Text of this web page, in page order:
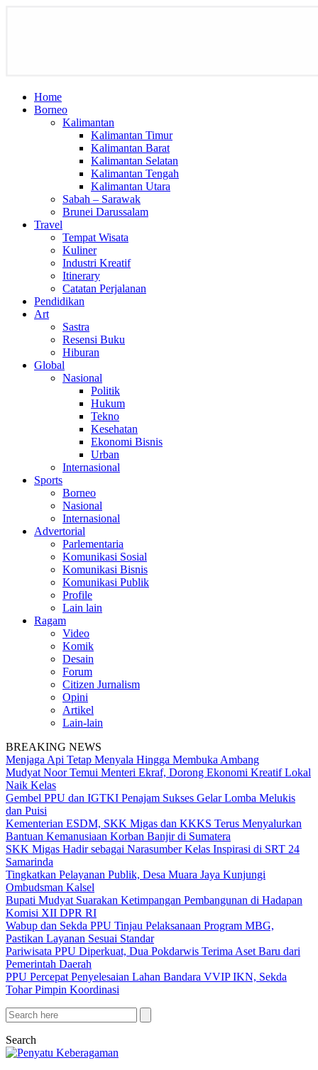
Home
Borneo
Kalimantan
Kalimantan Timur
Kalimantan Barat
Kalimantan Selatan
Kalimantan Tengah
Kalimantan Utara
Sabah – Sarawak
Brunei Darussalam
Travel
Tempat Wisata
Kuliner
Industri Kreatif
Itinerary
Catatan Perjalanan
Pendidikan
Art
Sastra
Resensi Buku
Hiburan
Global
Nasional
Politik
Hukum
Tekno
Kesehatan
Ekonomi Bisnis
Urban
Internasional
Sports
Borneo
Nasional
Internasional
Advertorial
Parlementaria
Komunikasi Sosial
Komunikasi Bisnis
Komunikasi Publik
Profile
Lain lain
Ragam
Video
Komik
Desain
Forum
Citizen Jurnalism
Opini
Artikel
Lain-lain
BREAKING NEWS
Menjaga Api Tetap Menyala Hingga Membuka Ambang
Mudyat Noor Temui Menteri Ekraf, Dorong Ekonomi Kreatif Lokal
Naik Kelas
Gembel PPU dan IGTKI Penajam Sukses Gelar Lomba Melukis
dan Puisi
Kementerian ESDM, SKK Migas dan KKKS Terus Menyalurkan
Bantuan Kemanusiaan Korban Banjir di Sumatera
SKK Migas Hadir sebagai Narasumber Kelas Inspirasi di SRT 24
Samarinda
Tingkatkan Pelayanan Publik, Desa Muara Jaya Kunjungi
Ombudsman Kalsel
Bupati Mudyat Suarakan Ketimpangan Pembangunan di Hadapan
Komisi XII DPR RI
Wabup dan Sekda PPU Tinjau Pelaksanaan Program MBG,
Pastikan Layanan Sesuai Standar
Pariwisata PPU Diperkuat, Dua Pokdarwis Terima Aset Baru dari
Pemerintah Daerah
PPU Percepat Penyelesaian Lahan Bandara VVIP IKN, Sekda
Tohar Pimpin Koordinasi
Search